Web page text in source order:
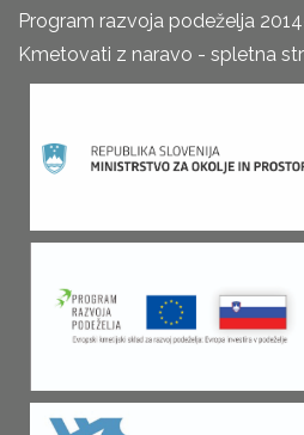
Program razvoja podeželja
Kmetovati z naravo - spletna